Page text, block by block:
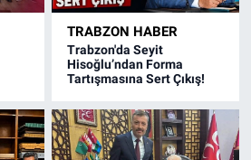
TRABZON HABER
Trabzon'da Seyit
Hisoğlu’ndan Forma
Tartışmasına Sert Çıkış!